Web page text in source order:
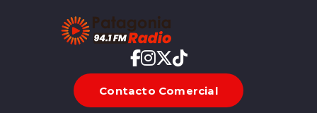
Contacto Comercial